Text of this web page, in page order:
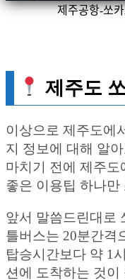
제주공항-
제주도
이상으로 제주도에
지 정보에 대해 알
마치기 전에 제주도
좋은 이용팁 하나
앞서 말씀드린대로
틀버스는 20분간격
탑승시간보다 약 1
션에 도착하는 것